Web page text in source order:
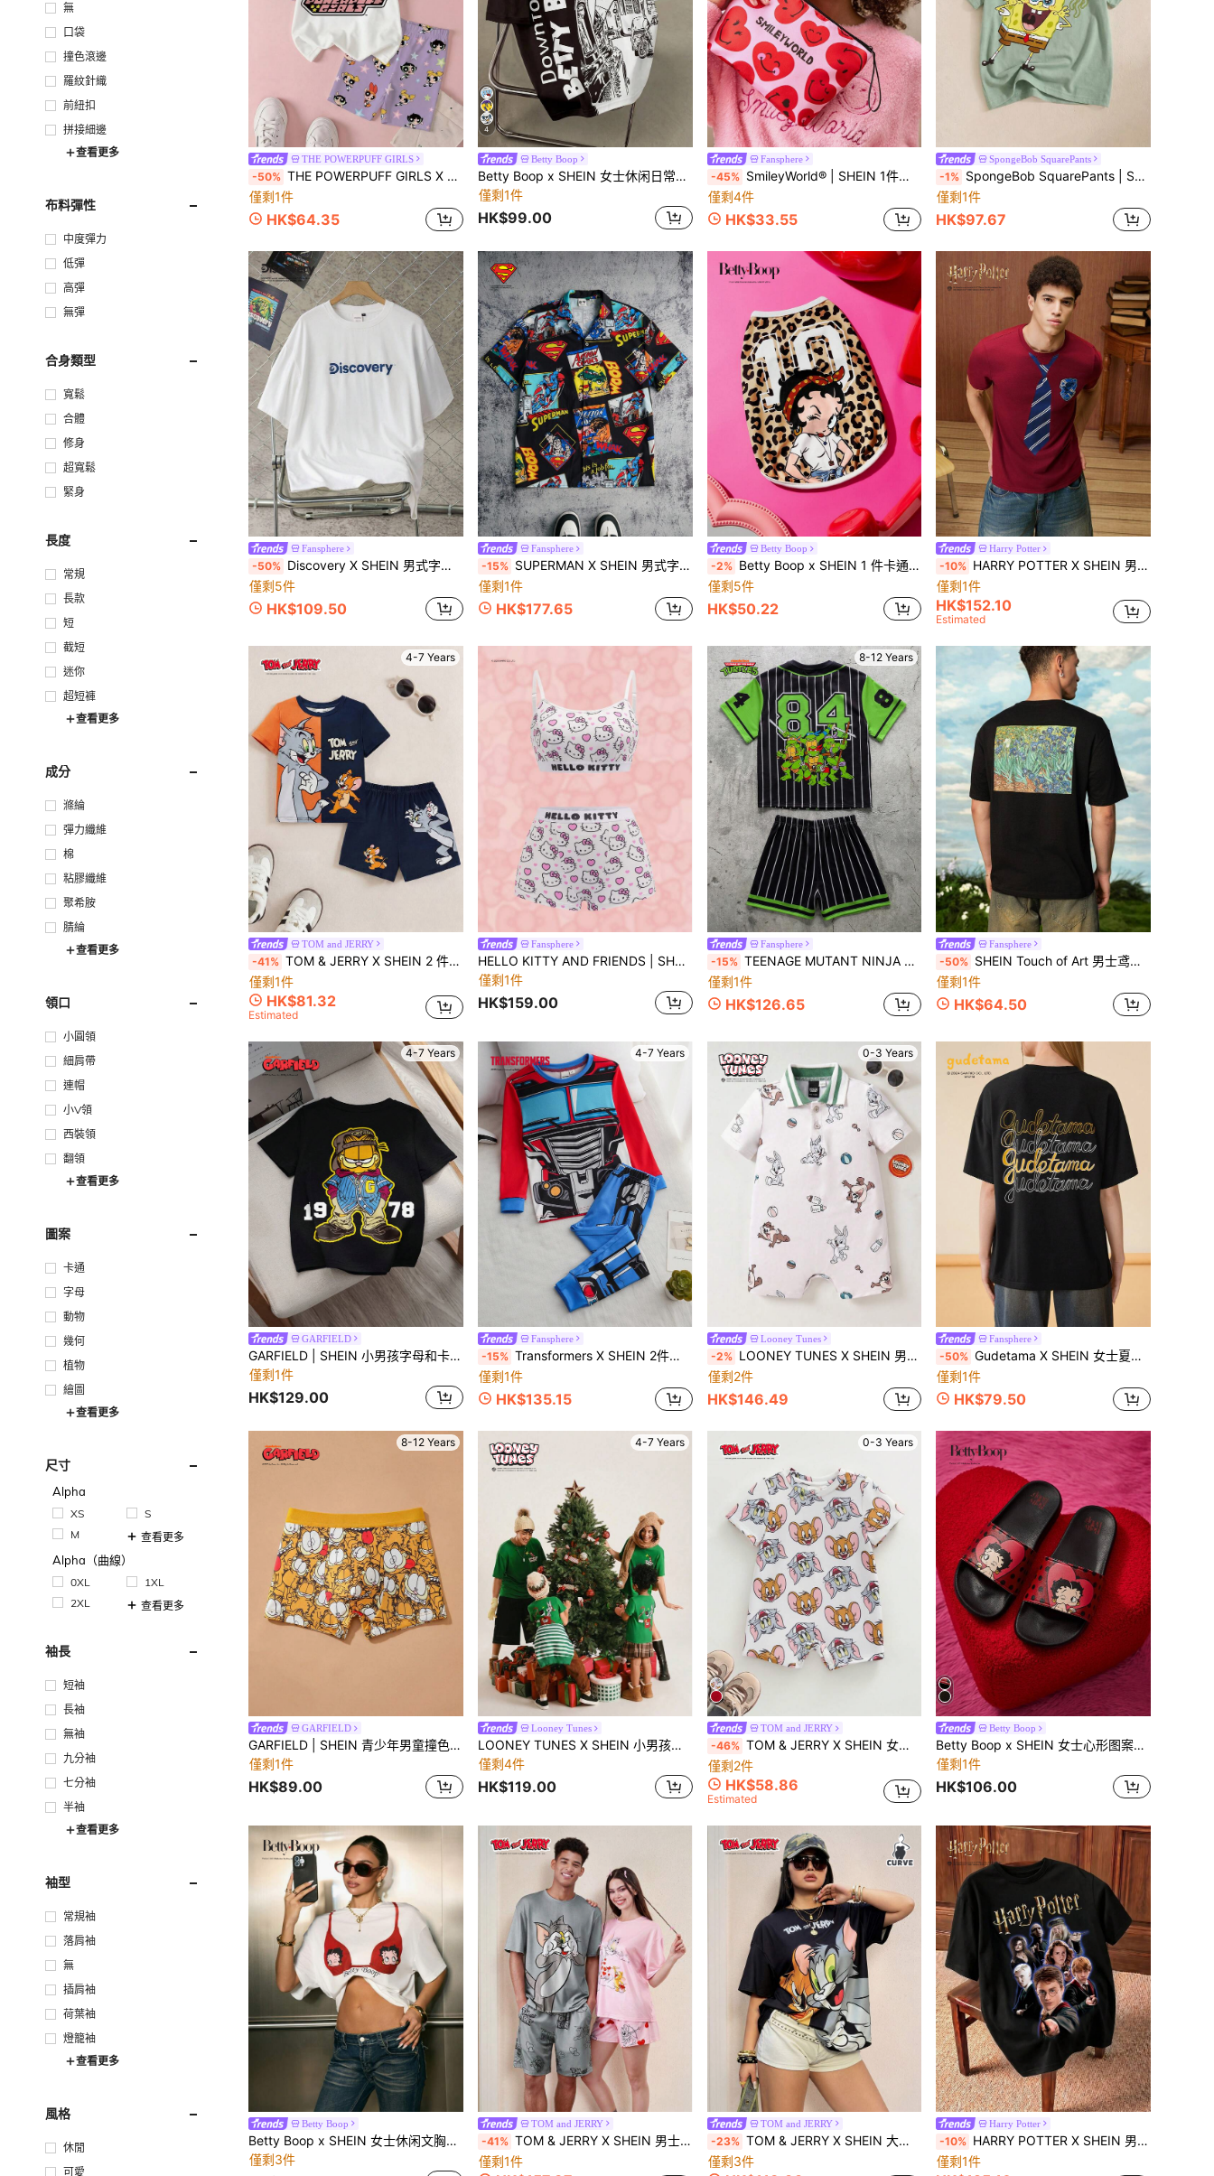
無
口袋
撞色滾邊
羅紋針織
前紐扣
拼接細邊
查看更多
布料彈性
中度彈力
低彈
高彈
無彈
合身類型
寬鬆
合體
修身
超寬鬆
緊身
長度
常規
長款
短
截短
迷你
超短褲
查看更多
成分
滌綸
彈力纖維
棉
粘膠纖維
聚希胺
腈綸
查看更多
領口
小圓領
細肩帶
連帽
小V領
西裝領
翻領
查看更多
圖案
卡通
字母
動物
幾何
植物
繪圖
查看更多
尺寸
Alpha
XS
S
M
查看更多
Alpha（曲線）
0XL
1XL
2XL
查看更多
袖長
短袖
長袖
無袖
九分袖
七分袖
半袖
查看更多
袖型
常規袖
落肩袖
無
插肩袖
荷葉袖
燈籠袖
查看更多
風格
休閒
可愛
THE POWERPUFF GIRLS
-50% THE POWERPUFF GIRLS X SHEIN 小女孩卡通印花T恤和短裤套装
僅剩1件
HK$64.35
4
Betty Boop
Betty Boop x SHEIN 女士休闲日常通勤时尚街头卡通人物和字母印花黑白拼接短袖T恤，夏季
僅剩1件
HK$99.00
Fansphere
-45% SmileyWorld® | SHEIN 1件裝卡通圖案印花輕量化化妝包，適合收納化妝品、文具、日常用品、數位產品，非常適合通勤、上學、旅行，適合男士、女士、學生，愛心款
僅剩4件
HK$33.55
SpongeBob SquarePants
-1% SpongeBob SquarePants | SHEIN 男童休闲卡通字母印花短袖T恤，夏季
僅剩1件
HK$97.67
Fansphere
-50% Discovery X SHEIN 男式字母图案白色圆领短袖T恤
僅剩5件
HK$109.50
Fansphere
-15% SUPERMAN X SHEIN 男式字母和卡通图案前扣短袖衬衫
僅剩1件
HK$177.65
Betty Boop
-2% Betty Boop x SHEIN 1 件卡通图案印花宠物背心，猫咪衣服，狗狗衣服，尺码 XXS-XXXXL，特小号，特大号，豹纹印花，性感，甜美，俏皮。
僅剩5件
HK$50.22
Harry Potter
-10% HARRY POTTER X SHEIN 男士休闲常规款海军蓝领带拉文克劳徽标印花栗色短袖 T 恤，春夏季
僅剩1件
HK$152.10
Estimated
4-7 Years
TOM and JERRY
-41% TOM & JERRY X SHEIN 2 件套年轻男孩卡通动物印花拼色休闲短袖 T 恤和短裤套装，适合春夏季节
僅剩1件
HK$81.32
Estimated
Fansphere
HELLO KITTY AND FRIENDS | SHEIN 女士可爱卡通猫咪印花字母文胸和内裤套装
僅剩1件
HK$159.00
8-12 Years
Fansphere
-15% TEENAGE MUTANT NINJA TURTLES | SHEIN 男童字母数字印花圆领短袖T恤和短裤休闲日常套装
僅剩1件
HK$126.65
Fansphere
-50% SHEIN Touch of Art 男士鸢尾花图案黑色短袖圆领T恤
僅剩1件
HK$64.50
4-7 Years
GARFIELD
GARFIELD | SHEIN 小男孩字母和卡通图案圆领短袖T恤
僅剩1件
HK$129.00
4-7 Years
Fansphere
-15% Transformers X SHEIN 2件套男童机器人图案撞色圆领长袖上衣和修身长裤睡衣套装
僅剩1件
HK$135.15
0-3 Years
Looney Tunes
-2% LOONEY TUNES X SHEIN 男婴卡通奶瓶和球印花高领休闲舒适短袖连体衣
僅剩2件
HK$146.49
Fansphere
-50% Gudetama X SHEIN 女士夏季卡通和字母圖案短袖T恤
僅剩1件
HK$79.50
8-12 Years
GARFIELD
GARFIELD | SHEIN 青少年男童撞色卡通印花舒适平角内裤
僅剩1件
HK$89.00
4-7 Years
Looney Tunes
LOONEY TUNES X SHEIN 小男孩休闲圣诞可爱卡通图案短袖T恤，圣诞礼物
僅剩4件
HK$119.00
0-3 Years
TOM and JERRY
-46% TOM & JERRY X SHEIN 女婴卡通图案圆领短袖连体衣
僅剩2件
HK$58.86
Estimated
Betty Boop
Betty Boop x SHEIN 女士心形图案EVA材质套脚拖鞋，轻便透气，室内外皆宜，是馈赠佳品，适合休闲海滩风、派对、节日、情人节等场合。
僅剩1件
HK$106.00
Betty Boop
Betty Boop x SHEIN 女士休闲文胸印花落肩T恤，夏季
僅剩3件
TOM and JERRY
-41% TOM & JERRY X SHEIN 男士休闲宽松针织汤姆印花灰色 T 恤和短裤 2 件套家居服套装，情侣款
僅剩1件
TOM and JERRY
-23% TOM & JERRY X SHEIN 大码夏季Y2K简约修身休闲朋克复古卡通可爱趣味黑猫印花圆领短袖T恤，夏季休闲款
僅剩3件
Harry Potter
-10% HARRY POTTER X SHEIN 男士时尚百搭圆领短袖T恤
僅剩1件